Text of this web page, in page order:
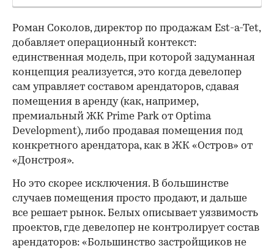
Роман Соколов, директор по продажам Est-a-Tet,
добавляет операционный контекст:
единственная модель, при которой задуманная
концепция реализуется, это когда девелопер
сам управляет составом арендаторов, сдавая
помещения в аренду (как, например,
премиальный ЖК Prime Park от Optima
Development), либо продавая помещения под
конкретного арендатора, как в ЖК «Остров» от
«Донстроя».
Но это скорее исключения. В большинстве
случаев помещения просто продают, и дальше
все решает рынок. Белых описывает уязвимость
проектов, где девелопер не контролирует состав
арендаторов: «Большинство застройщиков не